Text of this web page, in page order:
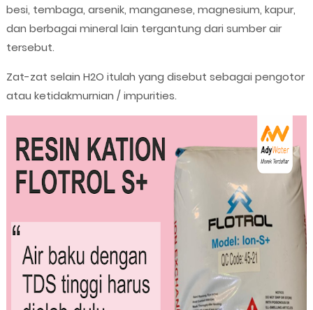
besi, tembaga, arsenik, manganese, magnesium, kapur,
dan berbagai mineral lain tergantung dari sumber air
tersebut.
Zat-zat selain H2O itulah yang disebut sebagai pengotor
atau ketidakmurnian / impurities.